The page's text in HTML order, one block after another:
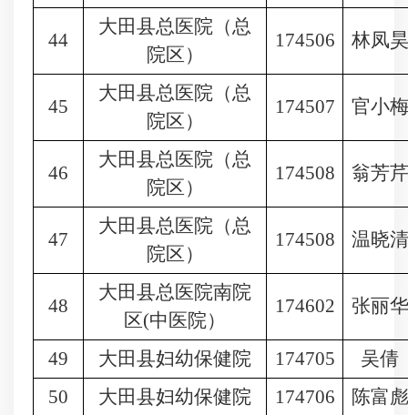
44
大田县总医院（总
院区）
174506 林凤昊
45
大田县总医院（总
院区）
174507 官小梅
46
大田县总医院（总
院区）
174508 翁芳芹
47
大田县总医院（总
院区）
174508 温晓清
48
大田县总医院南院
区(中医院）
174602 张丽华
49 大田县妇幼保健院 174705
吴倩
50
大田县妇幼保健院 174706
陈富彪